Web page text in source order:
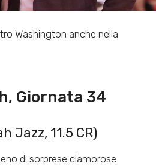
Washington anche nella
Giornata 34
Jazz, 11.5 CR)
di sorprese clamorose.